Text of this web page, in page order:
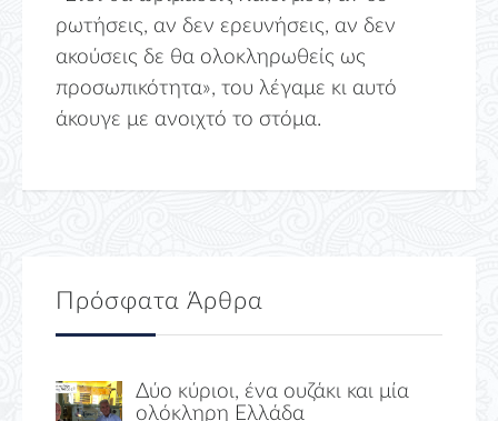
ρωτήσεις, αν δεν ερευνήσεις, αν δεν
ακούσεις δε θα ολοκληρωθείς ως
προσωπικότητα», του λέγαμε κι αυτό
άκουγε με ανοιχτό το στόμα.
Πρόσφατα Άρθρα
Δύο κύριοι, ένα ουζάκι και μία
ολόκληρη Ελλάδα